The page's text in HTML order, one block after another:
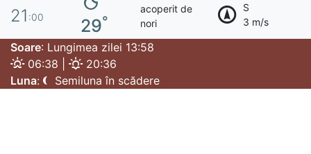
21 :00 29°
acoperit de
nori
S
3 m/s
Soare: Lungimea zilei 13:58
06:38 |
20:36
Luna: Semiluna în scădere